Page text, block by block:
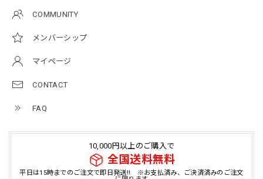
COMMUNITY
メンバーシップ
マイページ
CONTACT
FAQ
10,000円以上のご購入で
全国送料無料
平日は15時までのご注文で即日発送!! ※お支払済み、ご決済済みのご注文